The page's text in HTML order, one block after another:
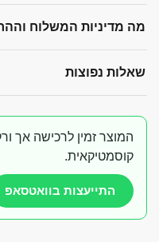
מה מדיניות המשלוח
שאלות נפוצות
המוצר זמין לרכישה אך
קוסמטיקאית.
התייעצות בוואטסאפ